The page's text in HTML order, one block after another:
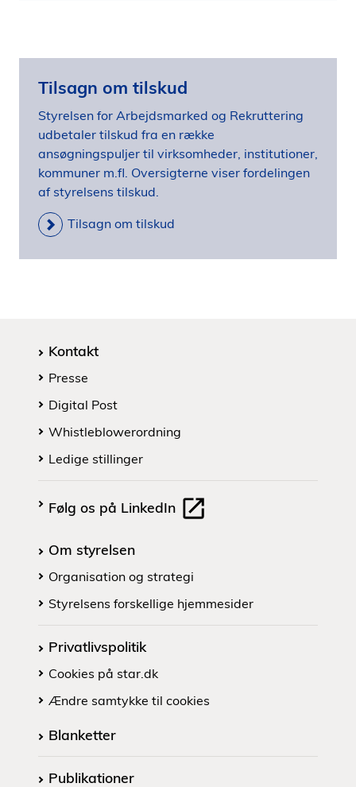
Tilsagn om tilskud
Styrelsen for Arbejdsmarked og Rekruttering
udbetaler tilskud fra en række
ansøgningspuljer til virksomheder, institutioner,
kommuner m.fl. Oversigterne viser fordelingen
af styrelsens tilskud.
Tilsagn om tilskud
Kontakt
Presse
Digital Post
Whistleblowerordning
Ledige stillinger
Følg os på LinkedIn
Om styrelsen
Organisation og strategi
Styrelsens forskellige hjemmesider
Privatlivspolitik
Cookies på star.dk
Ændre samtykke til cookies
Blanketter
Publikationer